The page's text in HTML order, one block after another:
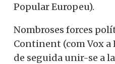
Popular Europeu).
Nombroses forces
Continent (com Vox a
de seguida unir-se a